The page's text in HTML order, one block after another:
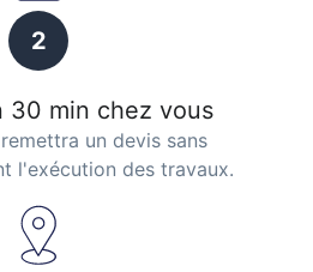
2
30 min chez vous
un devis sans
l'exécution des travaux.